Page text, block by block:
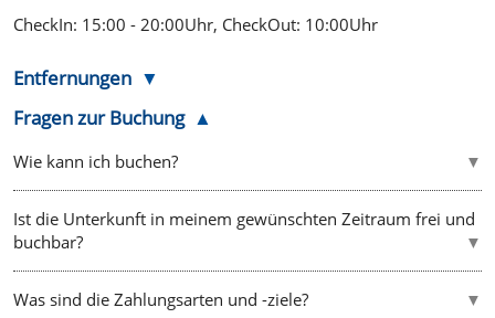
CheckIn: 15:00 - 20:00Uhr, CheckOut: 10:00Uhr
Entfernungen
Fragen zur Buchung
Wie kann ich buchen?
Ist die Unterkunft in meinem gewünschten Zeitraum frei und
buchbar?
Was sind die Zahlungsarten und -ziele?